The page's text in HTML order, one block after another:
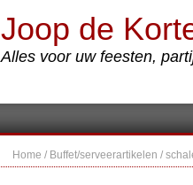
Joop de
Alles voor uw feesten,
Home / Buffet/serveerartikelen /